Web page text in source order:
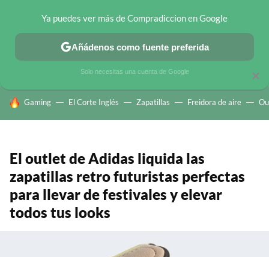
CHOLLOS TELEGRAM OFERTAS EN MÓVILES OFERTAS EN
HOY SE HABLA DE
Gaming El Corte Inglés Zapatillas Freidora de aire
El outlet de Adidas liquida las
zapatillas retro futuristas perfectas
para llevar de festivales y elevar
todos tus looks
×
Ya puedes ver más de Compradiccion en Google
Añádenos como fuente preferida
Solo necesitas una cuenta de Google